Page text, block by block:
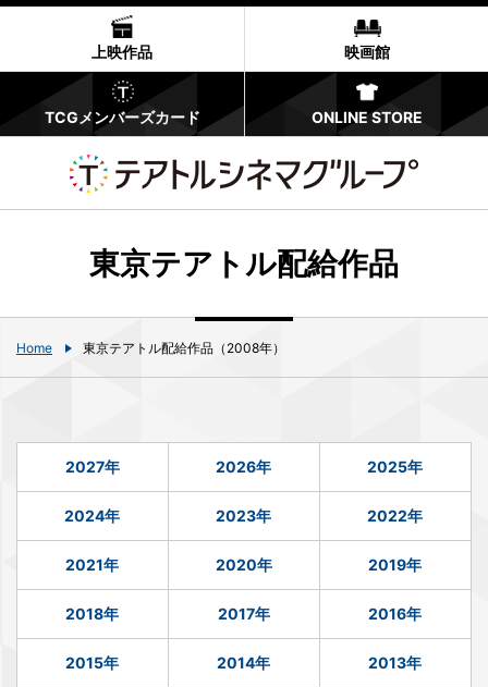
上映作品 映画館
TCGメンバーズカード ONLINE STORE
東京テアトル配給作品
Home 東京テアトル配給作品（2008年）
2027年 2026年 2025年
2024年 2023年 2022年
2021年 2020年 2019年
2018年 2017年 2016年
2015年 2014年 2013年